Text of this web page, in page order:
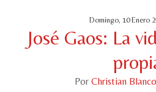
Domingo, 10 Enero
José Gaos: La
Por Christian